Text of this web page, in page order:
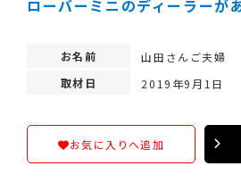
ローバーミニのディーラーが
お名前
山田さんご夫婦
取材日
2019年9月1日
お気に入りへ追加